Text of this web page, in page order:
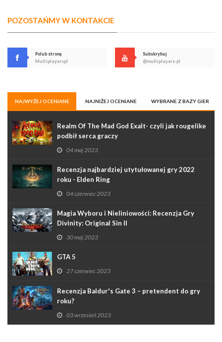
POZOSTAŃMY W KONTAKCIE
Polub stronę
Multiplayerspl
Subskrybuj
@multiplayers-pl
NAJWYŻEJ OCENIANE NAJNIŻEJ OCENIANE WYBRANE Z BAZY GIER
Realm Of The Mad God Exalt- czyli jak rougelike
podbił serca graczy
04 maj 2023
Recenzja najbardziej utytułowanej gry 2022
roku - Elden Ring
04 czerwiec 2023
Magia Wyboru i Nieliniowości: Recenzja Gry
Divinity: Original Sin II
30 maj 2023
GTA 5
27 czerwiec 2023
Recenzja Baldur's Gate 3 – pretendent do gry
roku?
03 wrzesień 2023